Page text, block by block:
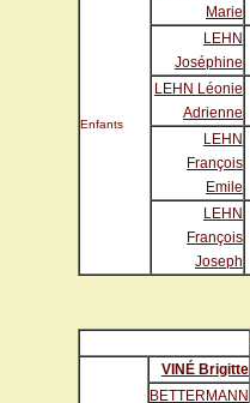
Enfants
Marie
LEHN
Joséphine
LEHN Léonie
Adrienne
LEHN
François
Emile
LEHN
François
Joseph
VINÉ Brigitte
BETTERMANN